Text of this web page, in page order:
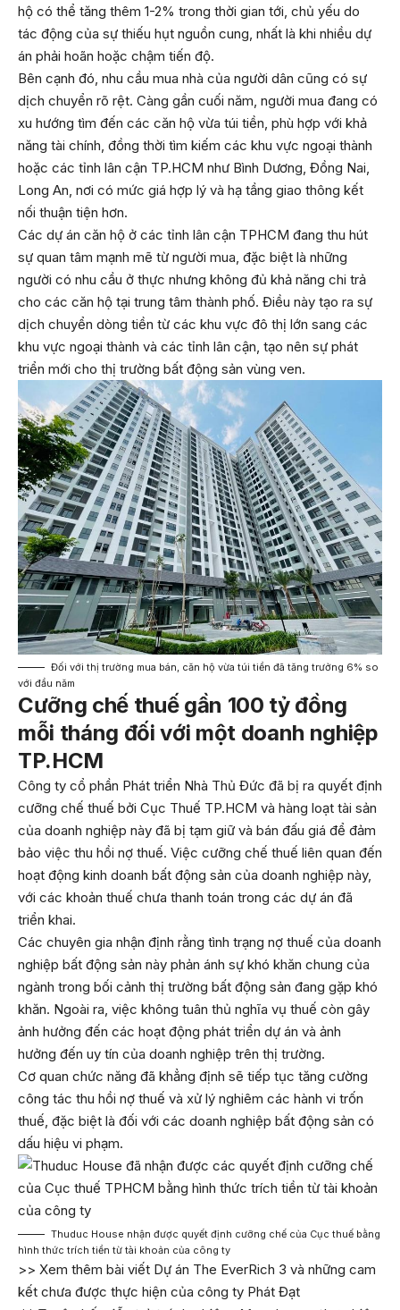
hộ có thể tăng thêm 1-2% trong thời gian tới, chủ yếu do
tác động của sự thiếu hụt nguồn cung, nhất là khi nhiều dự
án phải hoãn hoặc chậm tiến độ.
Bên cạnh đó, nhu cầu mua nhà của người dân cũng có sự
dịch chuyển rõ rệt. Càng gần cuối năm, người mua đang có
xu hướng tìm đến các căn hộ vừa túi tiền, phù hợp với khả
năng tài chính, đồng thời tìm kiếm các khu vực ngoại thành
hoặc các tỉnh lân cận TP.HCM như Bình Dương, Đồng Nai,
Long An, nơi có mức giá hợp lý và hạ tầng giao thông kết
nối thuận tiện hơn.
Các dự án căn hộ ở các tỉnh lân cận TPHCM đang thu hút
sự quan tâm mạnh mẽ từ người mua, đặc biệt là những
người có nhu cầu ở thực nhưng không đủ khả năng chi trả
cho các căn hộ tại trung tâm thành phố. Điều này tạo ra sự
dịch chuyển dòng tiền từ các khu vực đô thị lớn sang các
khu vực ngoại thành và các tỉnh lân cận, tạo nên sự phát
triển mới cho thị trường bất động sản vùng ven.
Đối với thị trường mua bán, căn hộ vừa túi tiền đã tăng trưởng 6% so
với đầu năm
Cưỡng chế thuế gần 100 tỷ đồng
mỗi tháng đối với một doanh nghiệp
TP.HCM
Công ty cổ phần Phát triển Nhà Thủ Đức đã bị ra quyết định
cưỡng chế thuế bởi Cục Thuế TP.HCM và hàng loạt tài sản
của doanh nghiệp này đã bị tạm giữ và bán đấu giá để đảm
bảo việc thu hồi nợ thuế. Việc cưỡng chế thuế liên quan đến
hoạt động kinh doanh bất động sản của doanh nghiệp này,
với các khoản thuế chưa thanh toán trong các dự án đã
triển khai.
Các chuyên gia nhận định rằng tình trạng nợ thuế của doanh
nghiệp bất động sản này phản ánh sự khó khăn chung của
ngành trong bối cảnh thị trường bất động sản đang gặp khó
khăn. Ngoài ra, việc không tuân thủ nghĩa vụ thuế còn gây
ảnh hưởng đến các hoạt động phát triển dự án và ảnh
hưởng đến uy tín của doanh nghiệp trên thị trường.
Cơ quan chức năng đã khẳng định sẽ tiếp tục tăng cường
công tác thu hồi nợ thuế và xử lý nghiêm các hành vi trốn
thuế, đặc biệt là đối với các doanh nghiệp bất động sản có
dấu hiệu vi phạm.
Thuduc House nhận được quyết định cưỡng chế của Cục thuế bằng
hình thức trích tiền từ tài khoản của công ty
>> Xem thêm bài viết Dự án The EverRich 3 và những cam
kết chưa được thực hiện của công ty Phát Đạt